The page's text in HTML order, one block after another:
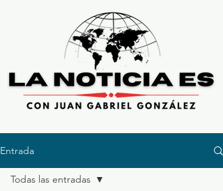
Entrada
Todas las entradas